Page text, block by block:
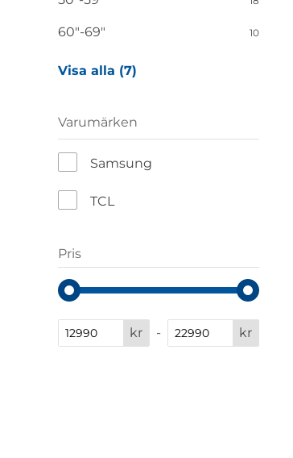
60"-69" 10
Visa alla (7)
Varumärken
Samsung
TCL
Pris
kr - kr